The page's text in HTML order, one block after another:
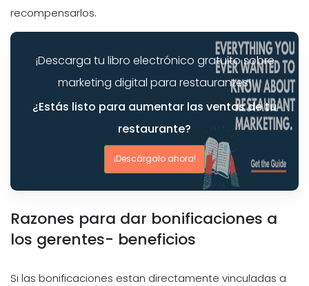
recompensarlos.
¡Descarga tu libro electrónico gratuito sobre
marketing digital para restaurantes!
¿Estás listo para aumentar las ventas de tu
restaurante?
¡Descárgalo ahora!
Razones para dar bonificaciones a
los gerentes- beneficios
Si las bonificaciones estan directamente vinculadas a